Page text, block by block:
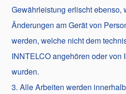
Gewährleistung erlischt ebenso,
Änderungen am Gerät von
werden, welche nicht dem
INNTELCO angehören oder von
wurden.
3. Alle Arbeiten werden